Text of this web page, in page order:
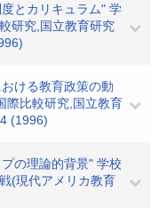
とカリキュラム" 学
研究,国立教育研究
ける教育政策の動
際比較研究,国立教育
(1996)
の理論的背景" 学校
(現代アメリカ教育